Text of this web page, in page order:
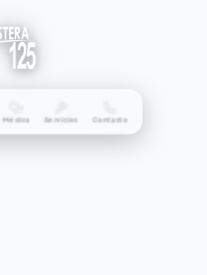
Médica Servicios Contacto